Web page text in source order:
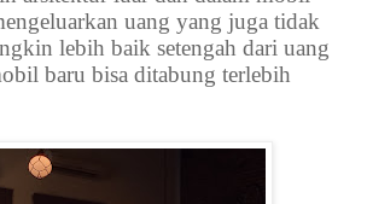
uang yang juga tidak
lebih baik setengah dari uang
baru bisa ditabung terlebih